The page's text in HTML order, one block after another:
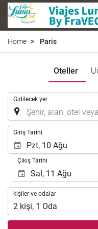
Home Paris
Oteller
Gidilecek yer
Giriş Tarihi
Çıkış Tarihi
kişiler
ve
odalar
kişiler ve odalar
2 kişi, 1 Oda